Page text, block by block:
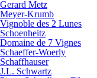
Gerard Metz
Meyer-Krumb
Vignoble des 2 Lunes
Schoenheitz
Domaine de 7 Vignes
Schaeffer-Woerly
Schaffhauser
J.L. Schwartz